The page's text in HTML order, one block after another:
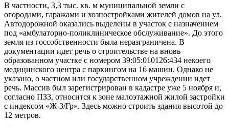
В частности, 3,3 тыс. кв. м муниципальной земли с
огородами, гаражами и хозпостройками жителей домов на ул.
Автодорожной оказались выделены в участок с назначением
под «амбулаторно-поликлиническое обслуживание». До этого
земля из госсобственности была неразграничена. В
документации идет речь о строительстве на вновь
образованном участке с номером 39:05:010126:434 некоего
медицинского центра с паркингом на 16 машин. Однако не
указано, о частном или государственном учреждении идет
речь. Массив был зарегистрирован в кадастре уже 5 ноября и,
согласно ПЗЗ, относится к зоне малоэтажной жилой застройки
с индексом «Ж-3/Гр». Здесь можно строить здания высотой до
12 метров.